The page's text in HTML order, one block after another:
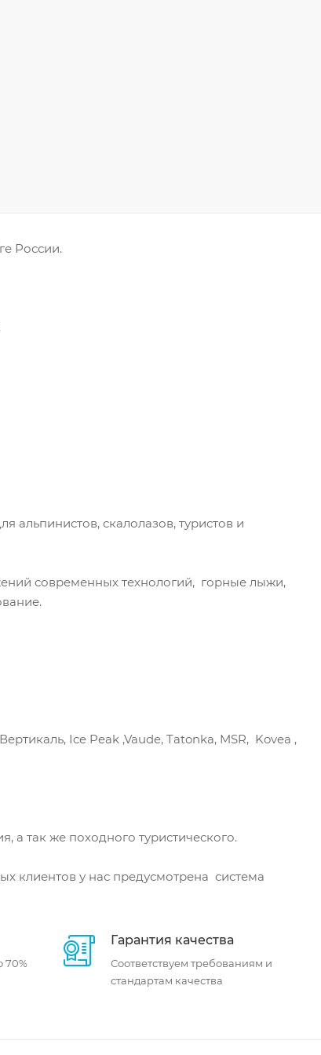
России.
альпинистов, скалолазов, туристов и
современных технологий, горные лыжи,
Ice Peak ,Vaude, Tatonka, MSR, Kovea ,
а так же походного туристического.
клиентов у нас предусмотрена система
70%
Гарантия качества
Соответствуем требованиям и
стандартам качества